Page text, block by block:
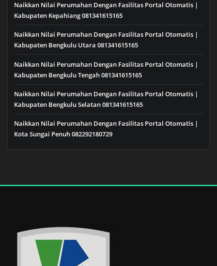
Naikkan Nilai Perumahan Dengan Fasilitas Portal Otomatis |
Kabupaten Kepahiang 081341615165
Naikkan Nilai Perumahan Dengan Fasilitas Portal Otomatis |
Kabupaten Bengkulu Utara 081341615165
Naikkan Nilai Perumahan Dengan Fasilitas Portal Otomatis |
Kabupaten Bengkulu Tengah 081341615165
Naikkan Nilai Perumahan Dengan Fasilitas Portal Otomatis |
Kabupaten Bengkulu Selatan 081341615165
Naikkan Nilai Perumahan Dengan Fasilitas Portal Otomatis |
Kota Sungai Penuh 082292180729